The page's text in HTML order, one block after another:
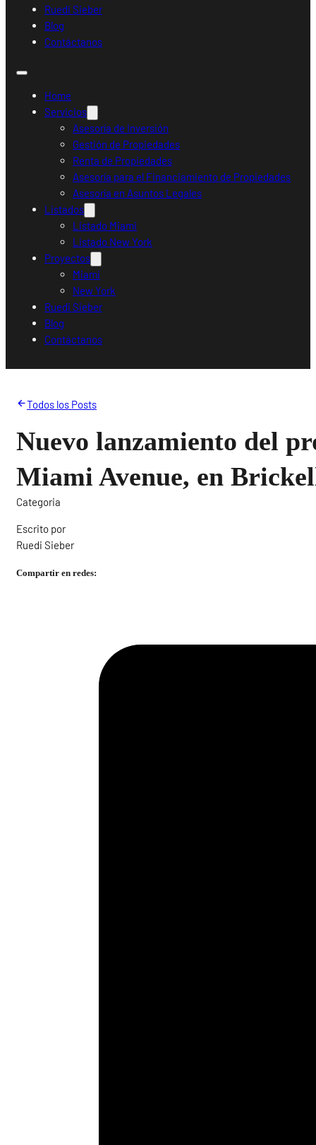
Ruedi Sieber
Blog
Contáctanos
Home
Servicios
Asesoría de Inversión
Gestión de Propiedades
Renta de Propiedades
Asesoría para el Financiamiento de Propiedades
Asesoría en Asuntos Legales
Listados
Listado Miami
Listado New York
Proyectos
Miami
New York
Ruedi Sieber
Blog
Contáctanos
Todos los Posts
Nuevo lanzamiento del
Miami Avenue, en
Categoria
Escrito por
Ruedi Sieber
Compartir en redes: